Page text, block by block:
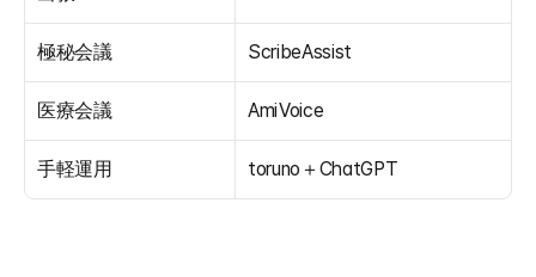
極秘会議 ScribeAssist
医療会議 AmiVoice
手軽運用 toruno＋ChatGPT